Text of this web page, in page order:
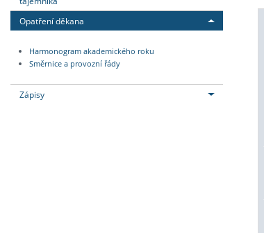
Opatření děkana
Harmonogram akademického roku
Směrnice a provozní řády
Zápisy